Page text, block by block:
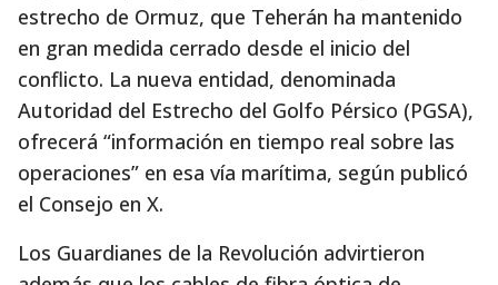
estrecho de Ormuz, que Teherán ha mantenido
en gran medida cerrado desde el inicio del
conflicto. La nueva entidad, denominada
Autoridad del Estrecho del Golfo Pérsico (PGSA),
ofrecerá “información en tiempo real sobre las
operaciones” en esa vía marítima, según publicó
el Consejo en X.
Los Guardianes de la Revolución advirtieron